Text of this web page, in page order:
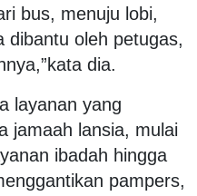
bus, menuju lobi,
dibantu oleh petugas,
dia.
layanan yang
jamaah lansia, mulai
ibadah hingga
pampers,